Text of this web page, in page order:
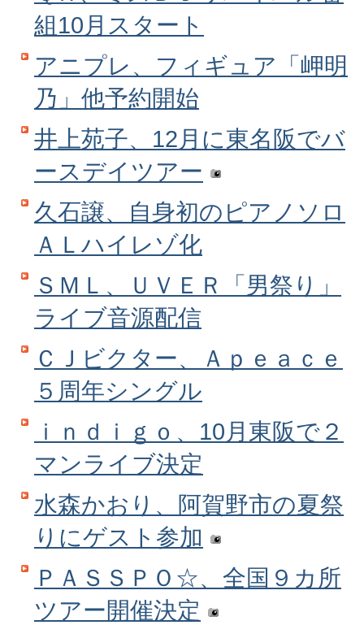
組10月スタート
アニプレ、フィギュア「岬明
乃」他予約開始
井上苑子、12月に東名阪でバ
ースデイツアー
久石譲、自身初のピアノソロ
ＡＬハイレゾ化
ＳＭＬ、ＵＶＥＲ「男祭り」
ライブ音源配信
ＣＪビクター、Ａｐｅａｃｅ
５周年シングル
ｉｎｄｉｇｏ、10月東阪で２
マンライブ決定
水森かおり、阿賀野市の夏祭
りにゲスト参加
ＰＡＳＳＰＯ☆、全国９カ所
ツアー開催決定